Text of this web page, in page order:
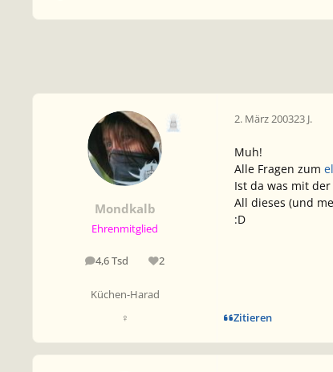
Mondkalb
Ehrenmitglied
4,6 Tsd
Beiträge 2
Reputation
Küchen-Harad
♀
2. März 200323 J.
Muh!
Alle Fragen zum
Ist da was mit
All dieses (und
:D
Zitieren